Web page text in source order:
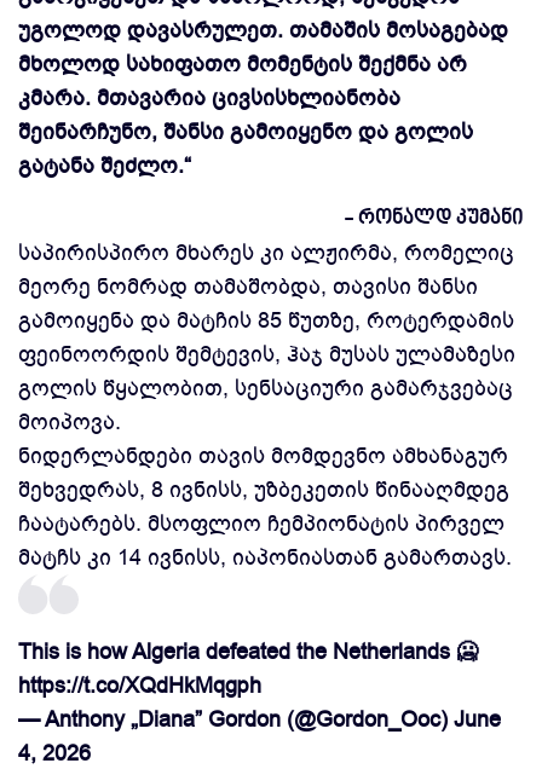
უგოლოდ დავასრულეთ. თამაშის მოსაგებად
მხოლოდ სახიფათო მომენტის შექმნა არ
კმარა. მთავარია ცივსისხლიანობა
შეინარჩუნო, შანსი გამოიყენო და გოლის
გატანა შეძლო.“
- რონალდ კუმანი
საპირისპირო მხარეს კი ალჟირმა, რომელიც
მეორე ნომრად თამაშობდა, თავისი შანსი
გამოიყენა და მატჩის 85 წუთზე, როტერდამის
ფეინოორდის შემტევის, ჰაჯ მუსას ულამაზესი
გოლის წყალობით, სენსაციური გამარჯვებაც
მოიპოვა.
ნიდერლანდები თავის მომდევნო ამხანაგურ
შეხვედრას, 8 ივნისს, უზბეკეთის წინააღმდეგ
ჩაატარებს. მსოფლიო ჩემპიონატის პირველ
მატჩს კი 14 ივნისს, იაპონიასთან გამართავს.
This is how Algeria defeated the Netherlands 🥶
https://t.co/XQdHkMqgph
— Anthony „Diana” Gordon (@Gordon_Ooc) June
4, 2026